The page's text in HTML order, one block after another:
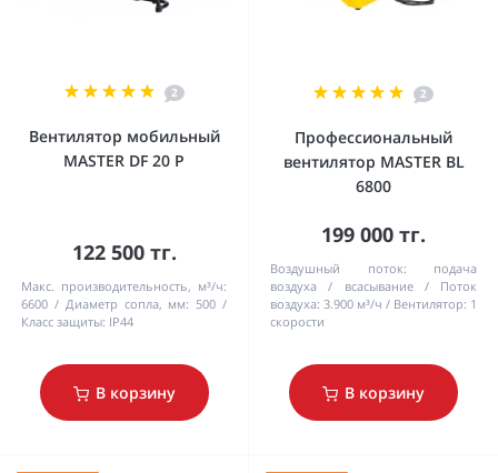
2
Вентилятор мобильный
MASTER DF 20 P
122 500 тг.
Макс. производительность, м³/ч:
6600
Диаметр сопла, мм: 500
Класс защиты: IP44
В корзину
2
Профессиональный
вентилятор MASTER BL
6800
199 000 тг.
Воздушный поток:
подача
воздуха / всасывание
Поток
воздуха: 3.900 м³/ч Bентилятор: 1
cкорости
В корзину